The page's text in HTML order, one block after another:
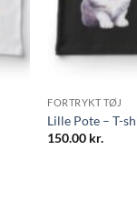
FORTRYKT TØJ
Lille Pote – T-
150.00 kr.